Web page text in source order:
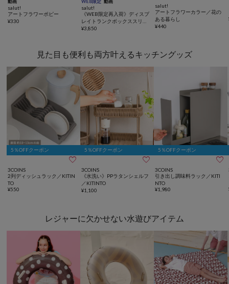
動画
salut!
アートフラワーポピー
¥330
WEB限定 動画
salut!
《WEB限定再入荷》ディスプ
レイトランクボックススリム
／マルシェディスプレイ
¥3,850
salut!
アートフラワーカラー／花の
ある暮らし
¥440
見た目も便利も両方叶えるキッチングッズ
5％OFFクーポン

3COINS
2列ディッシュラック／KITIN
TO
¥550
5％OFFクーポン

3COINS
《水洗い》PPラタンシェルフ
／KITINTO
¥1,100
5％OFFクーポン

3COINS
引き出し調味料ラック／KITI
NTO
¥1,980
レジャーに欠かせない水遊びアイテム